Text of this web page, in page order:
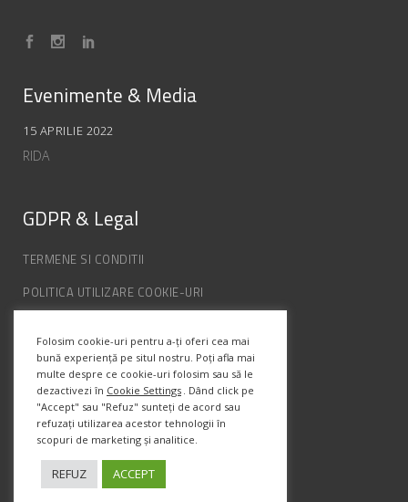
Evenimente & Media
15 APRILIE 2022
RIDA
GDPR & Legal
TERMENE SI CONDITII
POLITICA UTILIZARE COOKIE-URI
ANPC
Info Contact
Str. Semenic, Nr.1, Ap.5, Timisoara.
Telefon:(+4) 0747 066 701
Folosim cookie-uri pentru a-ți oferi cea mai
bună experiență pe situl nostru. Poți afla mai
multe despre ce cookie-uri folosim sau să le
dezactivezi în Cookie Settings . Dând click pe
"Accept" sau "Refuz" sunteți de acord sau
refuzați utilizarea acestor tehnologii în
scopuri de marketing și analitice.
REFUZ ACCEPT